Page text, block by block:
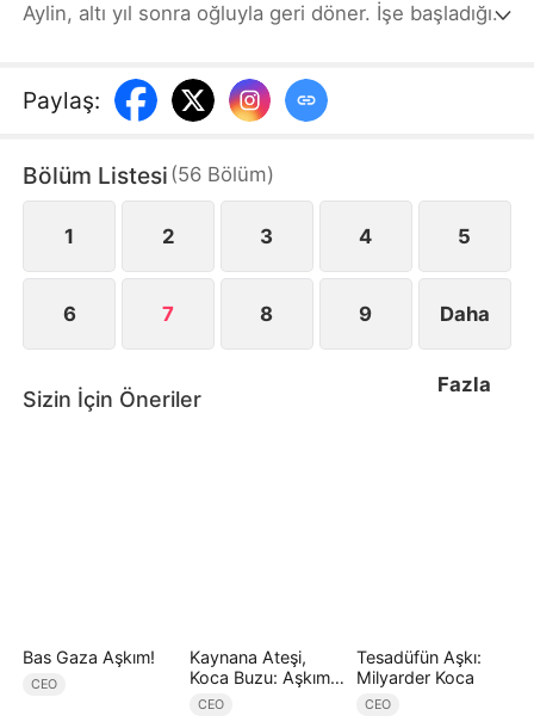
Aylin, altı yıl sonra oğluyla geri döner. İşe başladığı
demesiyle geçmişin sırları gün yüzüne çıkar. Kader
onları yeniden mi birleştirecektir?
Paylaş:
Bölüm Listesi (56 Bölüm)
1 2 3 4 5
6 7 8 9 Daha
Fazla
Sizin İçin Öneriler
Bas Gaza Aşkım!
CEO
Kaynana Ateşi,
Koca Buzu: Aşkım
Eriyor
CEO
Tesadüfün Aşkı:
Milyarder Koca
CEO